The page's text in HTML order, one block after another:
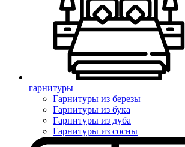
гарнитуры
Гарнитуры из березы
Гарнитуры из бука
Гарнитуры из дуба
Гарнитуры из сосны